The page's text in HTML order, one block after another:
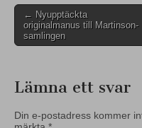
Post
navigation
← Nyupptäckta
originalmanus till Martinson-
samlingen
Lämna ett svar
Din e-postadress kommer